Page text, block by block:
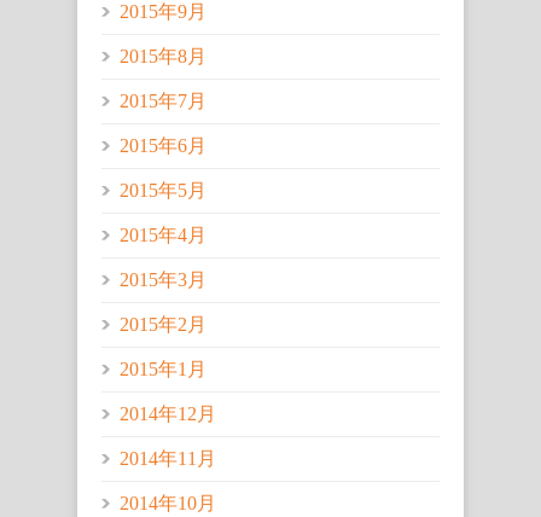
2015年9月
2015年8月
2015年7月
2015年6月
2015年5月
2015年4月
2015年3月
2015年2月
2015年1月
2014年12月
2014年11月
2014年10月